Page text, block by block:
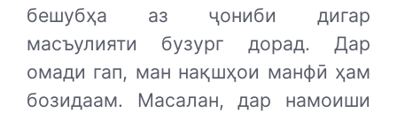
бешубҳа аз ҷониби дигар
масъулияти бузург дорад. Дар
омади гап, ман нақшҳои манфӣ ҳам
бозидаам. Масалан, дар намоиши